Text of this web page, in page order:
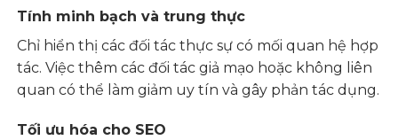
Tính minh bạch và trung thực
Chỉ hiển thị các đối tác thực sự có mối quan hệ hợp
tác. Việc thêm các đối tác giả mạo hoặc không liên
quan có thể làm giảm uy tín và gây phản tác dụng.
Tối ưu hóa cho SEO